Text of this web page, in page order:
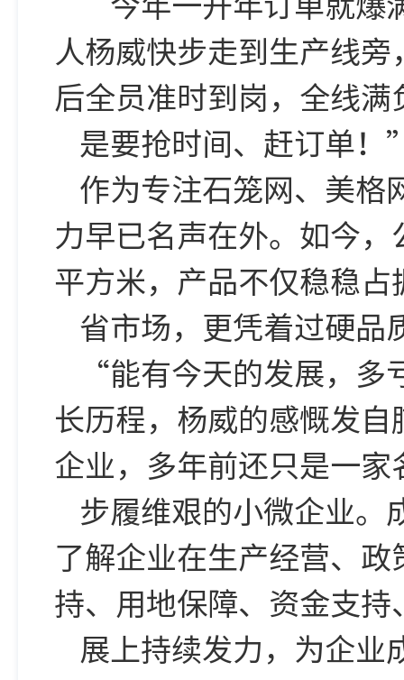
人杨威快步走到生产线
后全员准时到岗，全线
是要抢时间、赶订单
作为专注石笼网、美格
力早已名声在外。如今
平方米，产品不仅稳稳占
省市场，更凭着过硬品
“能有今天的发展，
长历程，杨威的感慨发
企业，多年前还只是一
步履维艰的小微企业。
了解企业在生产经营、
持、用地保障、资金支持
展上持续发力，为企业